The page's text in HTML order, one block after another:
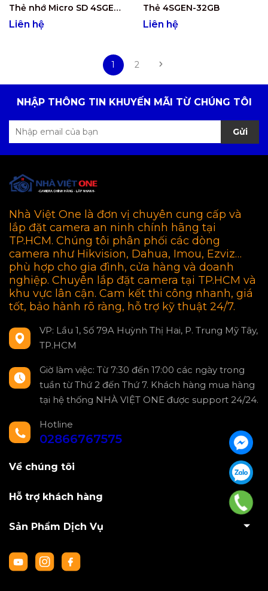
Thẻ nhớ Micro SD 4SGEN-64EO
Liên hệ
Thẻ 4SGEN-32GB
Liên hệ
1 2
NHẬP THÔNG TIN KHUYẾN MÃI TỪ CHÚNG TÔI
Gửi
Nhà Việt One là đơn vị chuyên cung cấp và
lắp đặt camera an ninh chính hãng tại
TP.HCM. Chúng tôi phân phối các dòng
camera như Hikvision, Dahua, Imou, Ezviz…
phù hợp cho gia đình, cửa hàng và doanh
nghiệp. Chuyên lắp đặt camera tại TP.HCM và
khu vực lân cận. Cam kết thi công nhanh, giá
tốt, bảo hành rõ ràng, hỗ trợ kỹ thuật 24/7.
VP: Lầu 1, Số 79A Huỳnh Thị Hai, P. Trung Mỹ Tây,
TP.HCM
Giờ làm việc: Từ 7:30 đến 17:00 các ngày trong
tuần từ Thứ 2 đến Thứ 7. Khách hàng mua hàng
tại hệ thống NHÀ VIỆT ONE được support 24/24.
Hotline
02866767575
Về chúng tôi
Hỗ trợ khách hàng
Sản Phẩm Dịch Vụ